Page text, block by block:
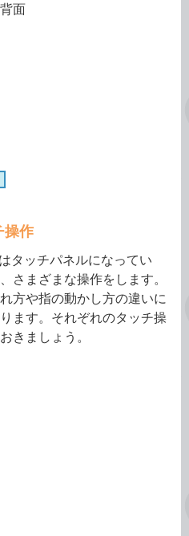
面
操作
タッチパネルになってい
さまざまな操作をします。
方や指の動かし方の違いに
ます。それぞれのタッチ操
きましょう。